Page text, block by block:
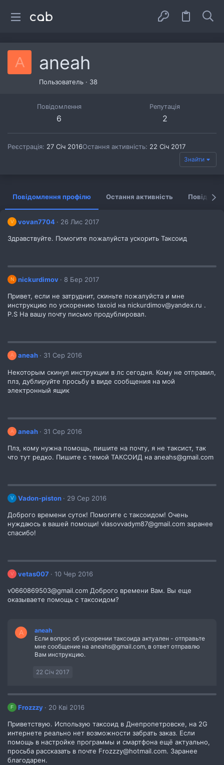
A aneah
Пользователь · 38
Повідомлення
6
Репутація
2
Реєстрація 27 Січ 2016Остання активність 22 Січ 2017
Знайти
Повідомлення профілю Остання активність
V vovan7704 26 Лис 2017
Здравствуйте. Помогите пожалуйста ускорить Таксоид
N nickurdimov 8 Бер 2017
Привет, если не затруднит, скиньте пожалуйста и мне
инструкцию по ускорению taxoid на nickurdimov@yandex.ru .
P.S На вашу почту письмо продублировал.
A aneah 31 Сер 2016
Некоторым скинул инструкции в лс сегодня. Кому не отправил,
плз, дублируйте просьбу в виде сообщения на мой
электронный ящик
A aneah 31 Сер 2016
Плз, кому нужна помощь, пишите на почту, я не таксист, так
что тут редко. Пишите с темой ТАКСОИД на aneahs@gmail.com
V Vadon-piston 29 Сер 2016
Доброго времени суток! Помогите с таксоидом! Очень
нуждаюсь в вашей помощи! vlasovvadym87@gmail.com заранее
спасибо!
V vetas007 10 Чер 2016
v0660869503@gmail.com Доброго времени Вам. Вы еще
оказываете помощь с таксоидом?
A
aneah
Если вопрос об ускорении таксоида актуален - отправьте
мне сообщение на aneahs@gmail.com, в ответ отправлю
Вам инструкцию.
22 Січ 2017
F Frozzzy 20 Кві 2016
Приветствую. Использую таксоид в Днепропетровске, на 2G
интернете реально нет возможности забрать заказ. Если
помощь в настройке программы и смартфона ещё актуально,
просьба рассказать в почте Frozzzy@hotmail.com. Заранее
благодарен.